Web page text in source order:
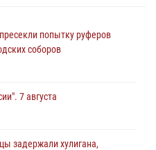
попытку руферов
соборов
7 августа
задержали хулигана,